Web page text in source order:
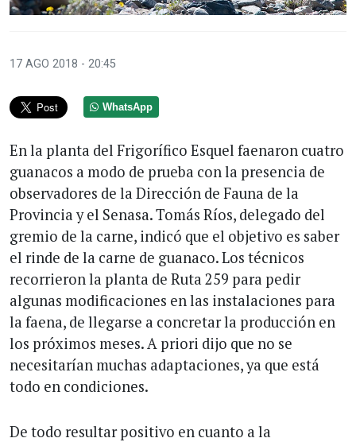
17 AGO 2018 - 20:45
WhatsApp
En la planta del Frigorífico Esquel faenaron cuatro
guanacos a modo de prueba con la presencia de
observadores de la Dirección de Fauna de la
Provincia y el Senasa. Tomás Ríos, delegado del
gremio de la carne, indicó que el objetivo es saber
el rinde de la carne de guanaco. Los técnicos
recorrieron la planta de Ruta 259 para pedir
algunas modificaciones en las instalaciones para
la faena, de llegarse a concretar la producción en
los próximos meses. A priori dijo que no se
necesitarían muchas adaptaciones, ya que está
todo en condiciones.
De todo resultar positivo en cuanto a la